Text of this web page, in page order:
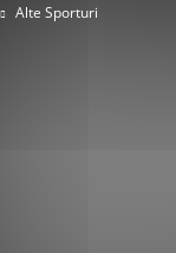
Alte Sporturi